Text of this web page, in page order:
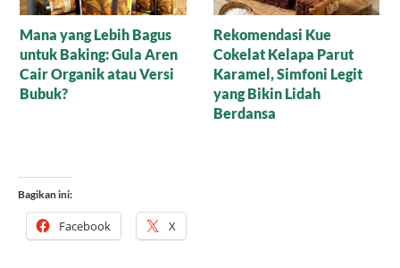
Lebih Bagus
Gula Aren
atau Versi
Rekomendasi Kue
Cokelat Kelapa Parut
Karamel, Simfoni Legit
yang Bikin Lidah
Berdansa
Aren:
Legit
Bagikan ini:
Facebook X